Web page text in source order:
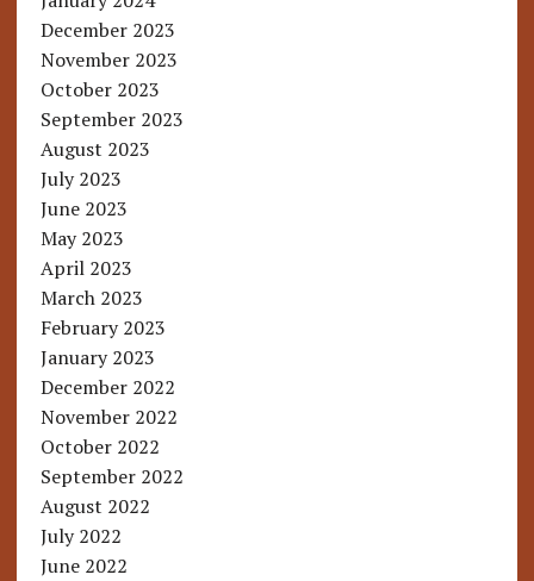
December 2023
November 2023
October 2023
September 2023
August 2023
July 2023
June 2023
May 2023
April 2023
March 2023
February 2023
January 2023
December 2022
November 2022
October 2022
September 2022
August 2022
July 2022
June 2022